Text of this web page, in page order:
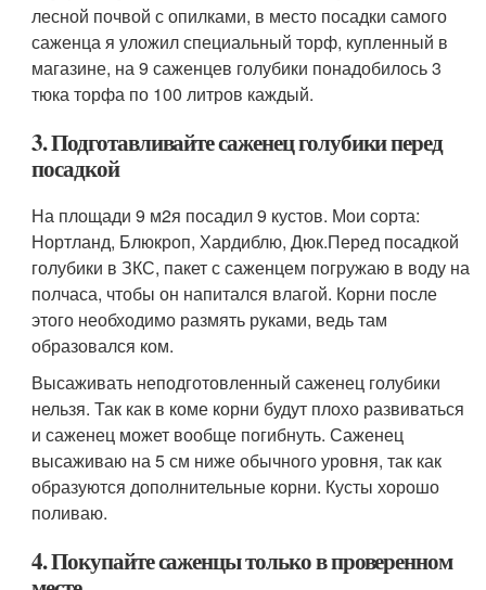
лесной почвой с опилками, в место посадки самого
саженца я уложил специальный торф, купленный в
магазине, на 9 саженцев голубики понадобилось 3
тюка торфа по 100 литров каждый.
3. Подготавливайте саженец голубики перед
посадкой
На площади 9 м2я посадил 9 кустов. Мои сорта:
Нортланд, Блюкроп, Хардиблю, Дюк.Перед посадкой
голубики в ЗКС, пакет с саженцем погружаю в воду на
полчаса, чтобы он напитался влагой. Корни после
этого необходимо размять руками, ведь там
образовался ком.
Высаживать неподготовленный саженец голубики
нельзя. Так как в коме корни будут плохо развиваться
и саженец может вообще погибнуть. Саженец
высаживаю на 5 см ниже обычного уровня, так как
образуются дополнительные корни. Кусты хорошо
поливаю.
4. Покупайте саженцы только в проверенном